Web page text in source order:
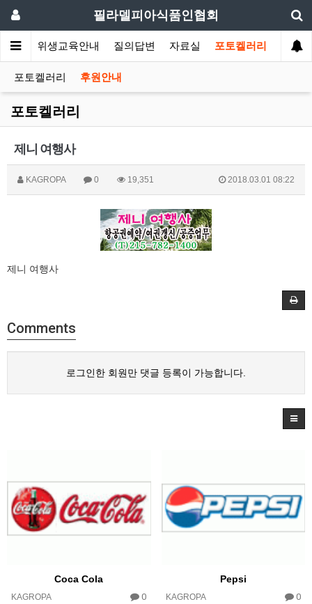
필라델피아식품인협회
식 위생교육안내 질의답변 자료실 포토켈러리
포토켈러리 후원안내
포토켈러리
제니 여행사
KAGROPA 0 19,351 2018.03.01 08:22
제니 여행사
Comments
로그인한 회원만 댓글 등록이 가능합니다.
Coca Cola
KAGROPA 0
Pepsi
KAGROPA 0